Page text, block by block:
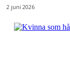
2 juni 2026